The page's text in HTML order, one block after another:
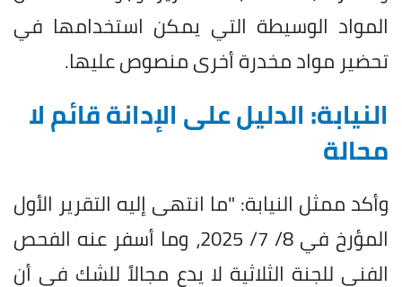
المواد الوسيطة التي يمكن استخدامها في
تحضير مواد مخدرة أخرى منصوص عليها.
النيابة: الدليل على الإدانة قائم لا
محالة
وأكد ممثل النيابة: "ما انتهى إليه التقرير الأول
المؤرخ في 8/ 7/ 2025، وما أسفر عنه الفحص
الفني للجنة الثلاثية لا يدع مجالاً للشك في أن